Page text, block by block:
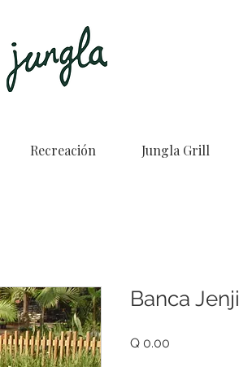
Recreación Jungla Grill
Banca
Q 0.00